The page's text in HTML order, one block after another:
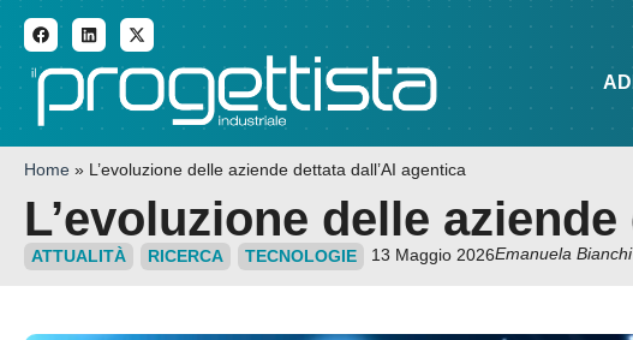
ADDITIVE MANUFACTURING
Home » L’evoluzione delle aziende dettata dall’AI agentica
L’evoluzione delle
ATTUALITÀ RICERCA TECNOLOGIE 13 Maggio 2026Emanuela Bianchi